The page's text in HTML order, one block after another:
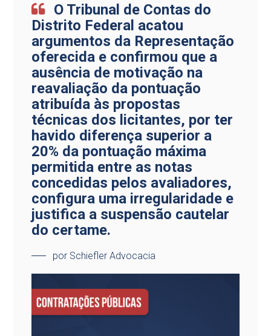
O Tribunal de Contas do
Distrito Federal acatou
argumentos da Representação
oferecida e confirmou que a
ausência de motivação na
reavaliação da pontuação
atribuída às propostas
técnicas dos licitantes, por ter
havido diferença superior a
20% da pontuação máxima
permitida entre as notas
concedidas pelos avaliadores,
configura uma irregularidade e
justifica a suspensão cautelar
do certame.
por Schiefler Advocacia